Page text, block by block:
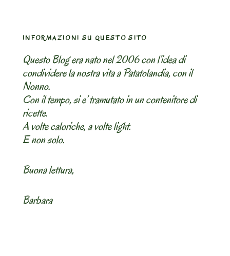
INFORMAZIONI SU QUESTO SITO
Questo Blog era nato nel 2006 con l’idea di
condividere la nostra vita a Patatolandia, con il
Nonno.
Con il tempo, si e’ tramutato in un contenitore di
ricette.
A volte caloriche, a volte light.
E non solo.
Buona lettura,
Barbara